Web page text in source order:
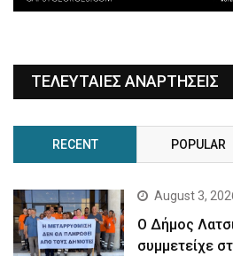
ΤΕΛΕΥΤΑΙΕΣ ΑΝΑΡΤΗΣΕΙΣ
RECENT POPULAR
August 3,
Ο Δήμος
συμμετείχε